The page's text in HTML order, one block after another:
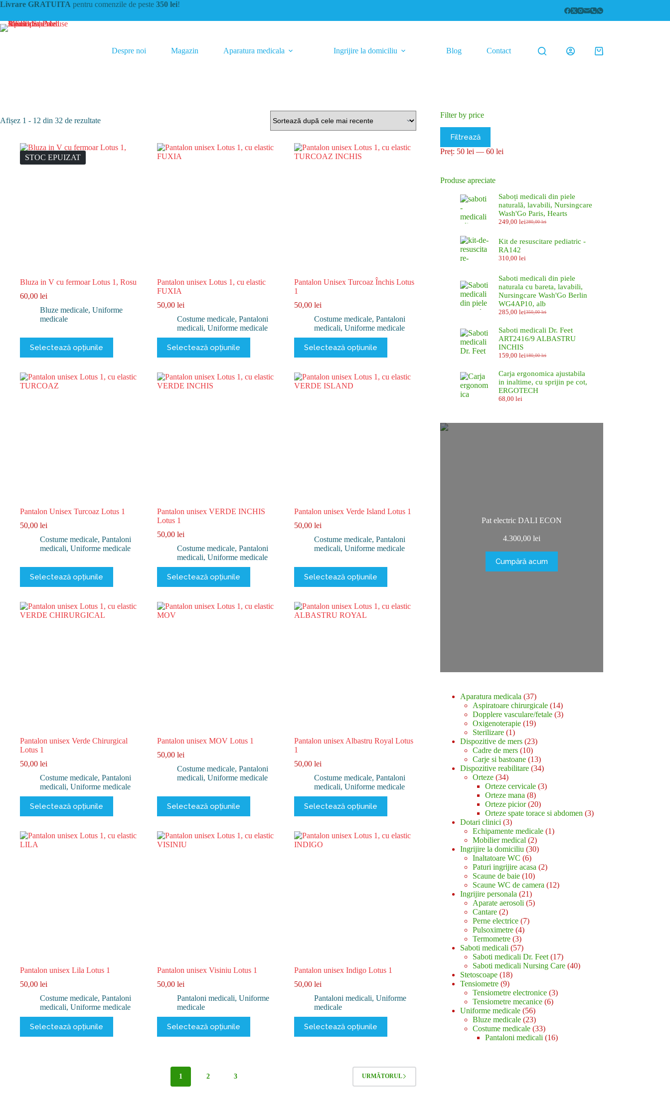
Sari
conținut
Livrare GRATUITA pentru comenzile de peste 350 lei!
Despre noi Magazin Aparatura medicala Ingrijire la domiciliu Blog Contact
Coș
Afișez 1 - 12 din 32 de rezultateSortat
mai
STOC EPUIZAT
Bluza in V cu fermoar Lotus 1, Rosu
60,00 lei
Bluze medicale, Uniforme
medicale
Selectează opțiunile
produs
are
multe
variații.
Pantalon unisex Lotus 1, cu elastic
FUXIA
50,00 lei
Costume medicale, Pantaloni
medicali, Uniforme medicale
Selectează opțiunile
produs
are
multe
variații.
Pantalon Unisex Turcoaz Închis Lotus
1
50,00 lei
Costume medicale, Pantaloni
medicali, Uniforme medicale
Selectează opțiunile
produs
are
multe
variații.
Pantalon Unisex Turcoaz Lotus 1
50,00 lei
Costume medicale, Pantaloni
medicali, Uniforme medicale
Selectează opțiunile
produs
are
multe
variații.
Pantalon unisex VERDE INCHIS
Lotus 1
50,00 lei
Costume medicale, Pantaloni
medicali, Uniforme medicale
Selectează opțiunile
produs
are
multe
variații.
Pantalon unisex Verde Island Lotus 1
50,00 lei
Costume medicale, Pantaloni
medicali, Uniforme medicale
Selectează opțiunile
produs
are
multe
variații.
Pantalon unisex Verde Chirurgical
Lotus 1
50,00 lei
Costume medicale, Pantaloni
medicali, Uniforme medicale
Selectează opțiunile
produs
are
multe
variații.
Pantalon unisex MOV Lotus 1
50,00 lei
Costume medicale, Pantaloni
medicali, Uniforme medicale
Selectează opțiunile
produs
are
multe
variații.
Pantalon unisex Albastru Royal Lotus
1
50,00 lei
Costume medicale, Pantaloni
medicali, Uniforme medicale
Selectează opțiunile
produs
are
multe
variații.
Pantalon unisex Lila Lotus 1
50,00 lei
Costume medicale, Pantaloni
medicali, Uniforme medicale
Selectează opțiunile
produs
are
Pantalon unisex Visiniu Lotus 1
50,00 lei
Pantaloni medicali, Uniforme
medicale
Selectează opțiunile
produs
are
variații.
Opțiunile
Pantalon unisex Indigo Lotus 1
50,00 lei
Pantaloni medicali, Uniforme
medicale
Selectează opțiunile
produs
are
1 2 3 URMĂTORUL
Filter by price
minim
maxim
Filtrează
Preț: 50 lei —60 lei
Produse apreciate
Saboți medicali din piele
naturală, lavabili, Nursingcare
Wash'Go Paris, Hearts
280,00lei
Prețul
a
280,00 lei.
249,00leiPrețul
este:
Kit de resuscitare pediatric -
RA142
310,00lei
Saboti medicali din piele
naturala cu bareta, lavabili,
Nursingcare Wash'Go Berlin
WG4AP10, alb
350,00lei
Prețul
a
fost:
350,00 lei.
285,00leiPrețul
este:
285,00 lei.
Saboti medicali Dr. Feet
ART2416/9 ALBASTRU
INCHIS
180,00lei
Prețul
a
fost:
180,00 lei.
159,00leiPrețul
este:
159,00 lei.
Carja ergonomica ajustabila
in inaltime, cu sprijin pe cot,
ERGOTECH
68,00lei
Pat electric DALI ECON
4.300,00 lei
Cumpără acum
Aparatura medicala 3737
de
produse
Aspiratoare chirurgicale 1414
produse
Dopplere vasculare/fetale 33
Oxigenoterapie 1919
Sterilizare 11
produs
Dispozitive de mers 2323
produse
Cadre de mers 1010
produse
Carje si bastoane 1313
produse
Dispozitive reabilitare 3434
produse
Orteze 3434
de
produse
Orteze cervicale 33
Orteze mana 88
produse
Orteze picior 2020
de
Orteze spate torace si abdomen 33
Dotari clinici 33
produse
Echipamente medicale 11
Mobilier medical 22
produse
Ingrijire la domiciliu 3030
produse
Inaltatoare WC 66
produse
Paturi ingrijire acasa 22
Scaune de baie 1010
produse
Scaune WC de camera 1212
Ingrijire personala 2121
de
Aparate aerosoli 55
Cantare 22
produse
Perne electrice 77
Pulsoximetre 44
Termometre 33
produse
Saboti medicali 5757
de
produse
Saboti medicali Dr. Feet 1717
produse
Saboti medicali Nursing Care 4040
Stetoscoape 1818
Tensiometre 99
produse
Tensiometre electronice 33
Tensiometre mecanice 66
Uniforme medicale 5656
de
produse
Bluze medicale 2323
de
produse
Costume medicale 3333
de
Pantaloni medicali 1616